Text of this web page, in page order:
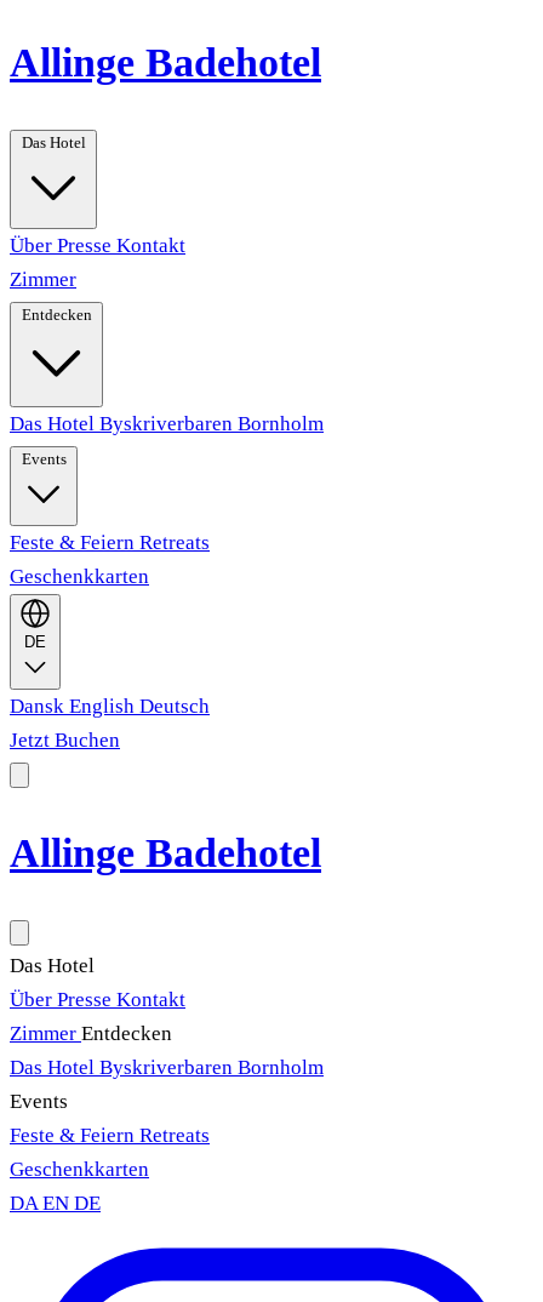
Allinge Badehotel
Über Presse Kontakt
Zimmer
Das Hotel Byskriverbaren Bornholm
Events
Feste & Feiern Retreats
Geschenkkarten
DE
Dansk English Deutsch
Jetzt Buchen
Allinge Badehotel
Das Hotel
Über Presse Kontakt
Zimmer Entdecken
Das Hotel Byskriverbaren Bornholm
Events
Feste & Feiern Retreats
Geschenkkarten
DAEN DE